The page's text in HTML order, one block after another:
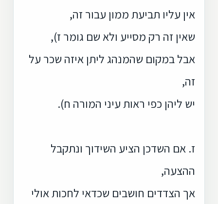
אין עליו תביעת ממון עבור זה,
שאין זה רק מסייע ולא שם גומר ז),
אבל במקום שהמנהג ליתן איזה שכר על
זה,
יש ליהן כפי ראות עיני המורה ח).
ז. אם השדכן הציע השידוך ונתקבל
ההצעה,
אך הצדדים חושבים שכדאי לחכות אולי